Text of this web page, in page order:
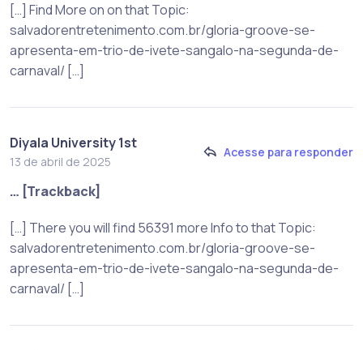
[…] Find More on on that Topic:
salvadorentretenimento.com.br/gloria-groove-se-
apresenta-em-trio-de-ivete-sangalo-na-segunda-de-
carnaval/ […]
Diyala University 1st
13 de abril de 2025
Acesse para responder
… [Trackback]
[…] There you will find 56391 more Info to that Topic:
salvadorentretenimento.com.br/gloria-groove-se-
apresenta-em-trio-de-ivete-sangalo-na-segunda-de-
carnaval/ […]